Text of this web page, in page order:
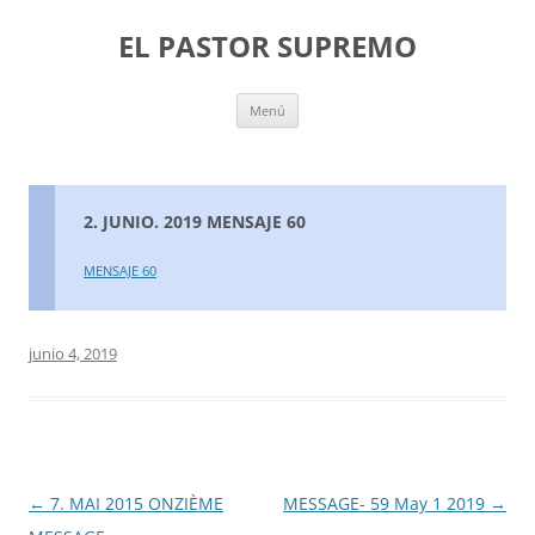
EL PASTOR SUPREMO
Menú
2. JUNIO. 2019 MENSAJE 60
MENSAJE 60
junio 4, 2019
Navegación
← 7. MAI 2015 ONZIÈME
MESSAGE- 59 May 1 2019 →